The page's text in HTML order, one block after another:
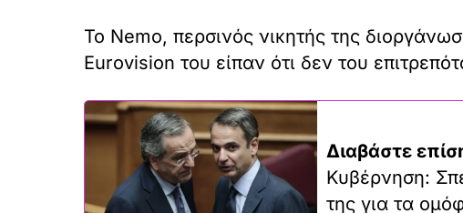
Το Nemo, περσινός νικητής της
Eurovision του είπαν ότι δεν του
Διαβάστε
Κυβέρνηση:
της για τα